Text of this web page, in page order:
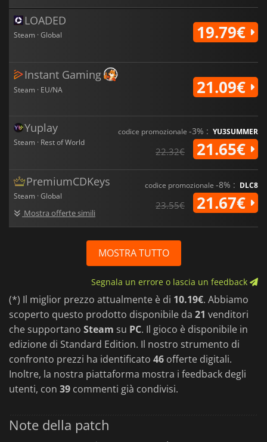
LOADED
Steam · Global 19.79€
Instant Gaming
Steam · EU/NA 21.09€
Yuplay
Steam · Rest of World
codice promozionale -3% : YU3SUMMER
22.32€ 21.65€
PremiumCDKeys
Steam · Global
Mostra offerte simili
codice promozionale -8% : DLC8
23.55€ 21.67€
MOSTRA TUTTO
Segnala un errore o lascia un feedback
(*) Il miglior prezzo attualmente è di 10.19€. Abbiamo
scoperto questo prodotto disponibile da 21 venditori
che supportano Steam su PC. Il gioco è disponibile in
edizione di Standard Edition. Il nostro strumento di
confronto prezzi ha identificato 46 offerte digitali.
Inoltre, la nostra piattaforma mostra i feedback degli
utenti, con 39 commenti già condivisi.
Note della patch